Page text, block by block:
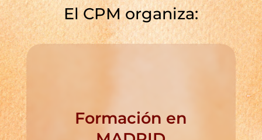
El CPM organiza:
Formación en